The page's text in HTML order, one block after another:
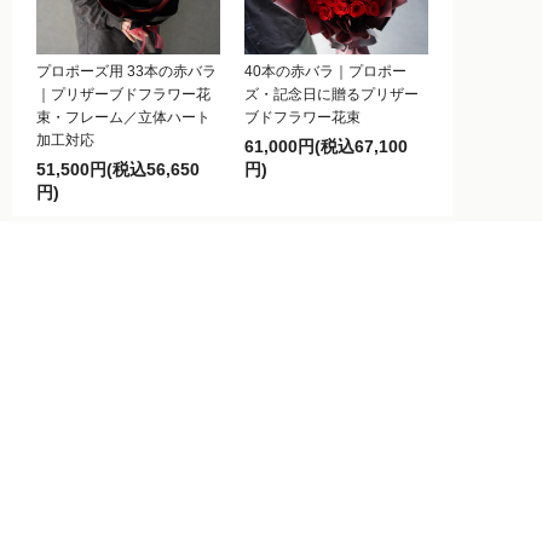
プロポーズ用 33本の赤バラ
｜プリザーブドフラワー花
束・フレーム／立体ハート
加工対応
51,500円(税込56,650
円)
40本の赤バラ｜プロポー
ズ・記念日に贈るプリザー
ブドフラワー花束
61,000円(税込67,100
円)